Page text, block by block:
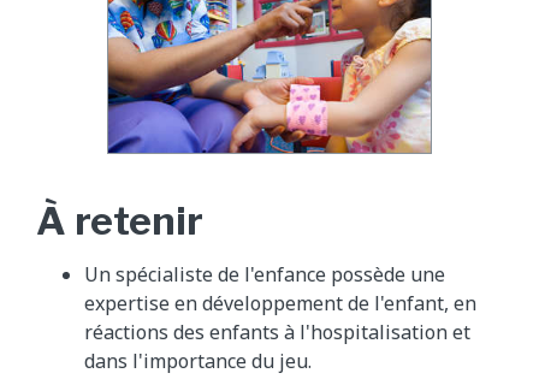
À retenir
Un spécialiste de l'enfance possède une
expertise en développement de l'enfant, en
réactions des enfants à l'hospitalisation et
dans l'importance du jeu.